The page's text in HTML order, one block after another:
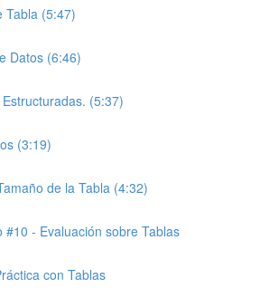
Tabla (5:47)
Datos (6:46)
(5:37)
(3:19)
de la Tabla (4:32)
#10 - Evaluación sobre Tablas
con Tablas